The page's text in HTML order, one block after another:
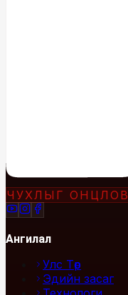
ЧУХЛЫГ ОНЦЛОВ
Ангилал
Улс Төр
Эдийн засаг